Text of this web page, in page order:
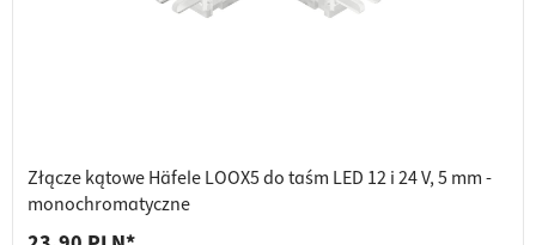
Złącze kątowe Häfele LOOX5 do taśm LED 12 i 24 V, 5 mm -
monochromatyczne